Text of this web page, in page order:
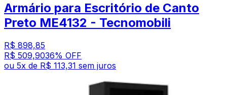
Armário para Escritório de Canto
Preto ME4132 - Tecnomobili
R$ 898,85
R$ 509,9036% OFF
ou 5x de R$ 113,31 sem juros